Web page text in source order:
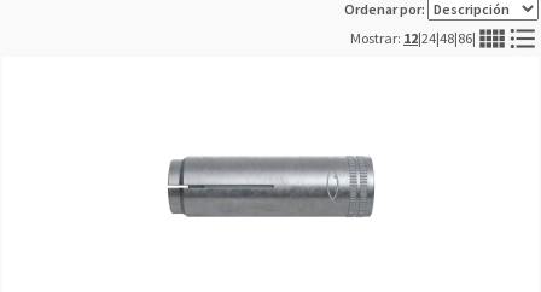
Ordenar por:
Mostrar: 12|24|48|86| view_comfyformat_list_bulleted